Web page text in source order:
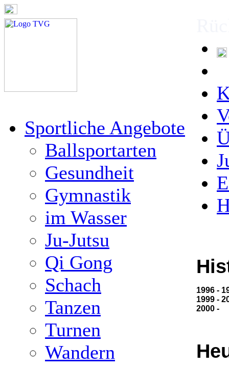
Sportliche Angebote
Ballsportarten
Gesundheit
Gymnastik
im Wasser
Ju-Jutsu
Qi Gong
Schach
Tanzen
Turnen
Wandern
1996 -
1999 -
2000 -